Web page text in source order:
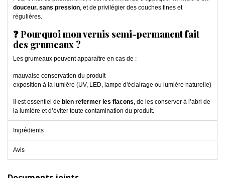
douceur, sans pression, et de privilégier des couches fines et
régulières.
❓ Pourquoi mon vernis semi-permanent fait
des grumeaux ?
Les grumeaux peuvent apparaître en cas de :
mauvaise conservation du produit
exposition à la lumière (UV, LED, lampe d'éclairage ou lumière naturelle)
Il est essentiel de bien refermer les flacons, de les conserver à l’abri de
la lumière et d’éviter toute contamination du produit.
Ingrédients
Avis